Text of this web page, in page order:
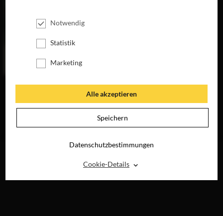
DIE
WIR WOLLEN
LEBEN
RAY, DVD &
Notwendig
Statistik
Marketing
Alle akzeptieren
Speichern
Datenschutzbestimmungen
Cookie-Details ⌃